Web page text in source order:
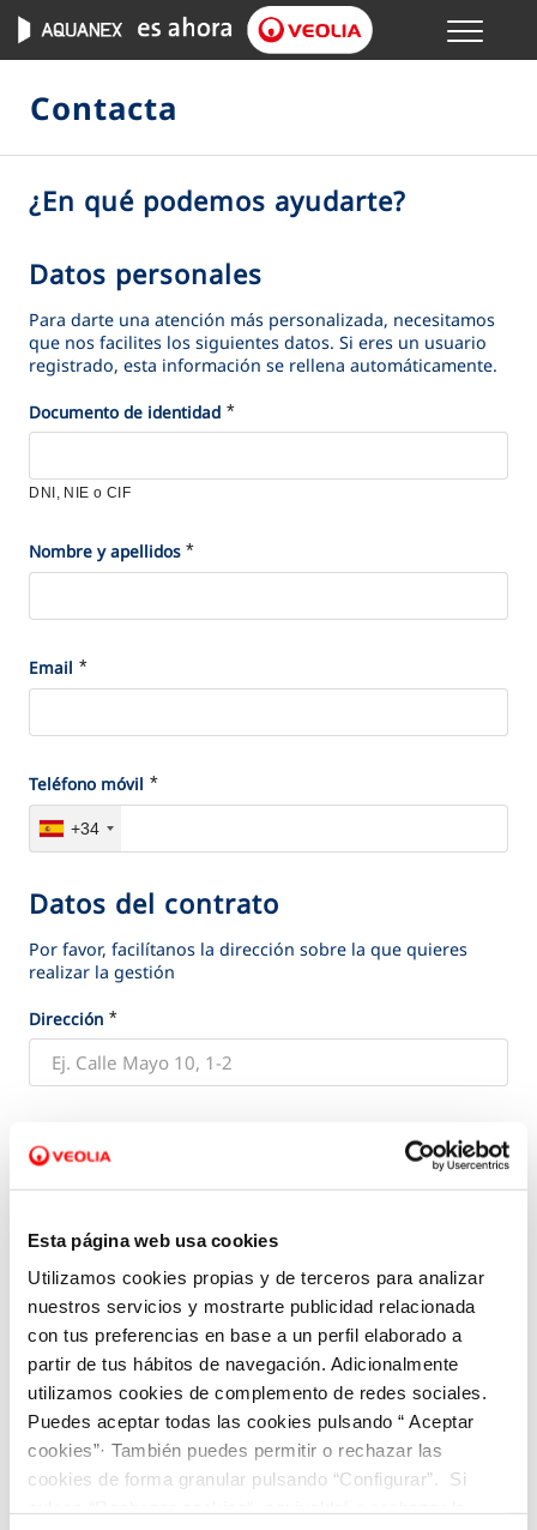
Esta página web usa cookies
Utilizamos cookies propias y de terceros para analizar
nuestros servicios y mostrarte publicidad relacionada
con tus preferencias en base a un perfil elaborado a
partir de tus hábitos de navegación. Adicionalmente
utilizamos cookies de complemento de redes sociales.
Puedes aceptar todas las cookies pulsando “ Aceptar
cookies”· También puedes permitir o rechazar las
cookies de forma granular pulsando “Configurar”. Si
Menu
VER TODAS LAS GESTIONES
TU SERVICIO
VER TODAS LAS GESTIONES
TU AGUA
VER TODAS LAS GESTIONES
CONÓCENOS
VER TODAS LAS GESTIONES
Contacta
S
l
c
c
o
a
l
o
t
i
d
e
c
n
t
a
c
t
¿En qué podemos ayudarte?
D
a
t
o
s
p
r
o
a
l
e
s
Datos personales
Para darte una atención más personalizada, necesitamos
que nos facilites los siguientes datos. Si eres un usuario
registrado, esta información se rellena automáticamente.
*
Documento de identidad *
DNI, NIE o CIF
*
Nombre y apellidos *
*
Email *
*
Teléfono móvil *
+34
D
a
t
s
e
c
o
n
r
a
t
o
Datos del contrato
Por favor, facilítanos la dirección sobre la que quieres
realizar la gestión
*
Dirección *
T
u
c
o
n
s
u
l
t
Tu consulta
Describe tu consulta con el máximo detalle posible. Si
conoces elnúmero de contratoo tienes algúnID
(identificador)de trámite relacionado con la consulta,
inclúyelo también.
Consulta *